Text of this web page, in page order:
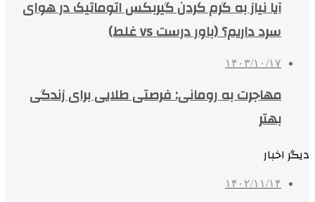
آیا نیاز به گرم کردن گیربکس اتوماتیک در هوای
سرد داریم؟ (باور درست vs غلط)
۱۴۰۳/۱۰/۱۷
مهاجرت به رومانی: فرصتی طلایی برای زندگی
بهتر
دیگر اخبار
۱۴۰۲/۱۱/۱۴